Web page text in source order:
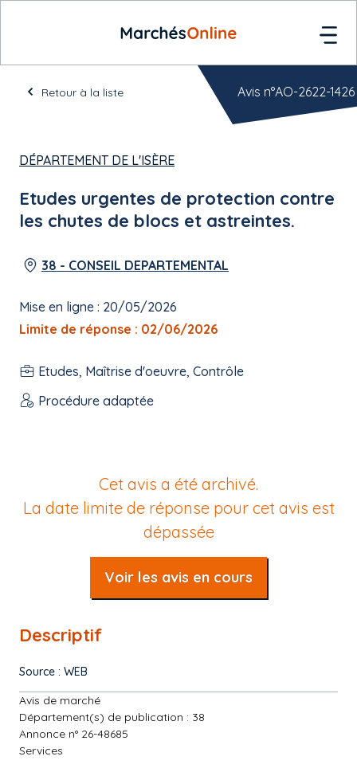
Retour à la liste
DÉPARTEMENT DE L'ISÈRE
Etudes urgentes de protection contre
les chutes de blocs et astreintes.
38 - CONSEIL DEPARTEMENTAL
Mise en ligne : 20/05/2026
Limite de réponse : 02/06/2026
Etudes, Maîtrise d'oeuvre, Contrôle
Procédure adaptée
Avis n°AO-2622-1426
Cet avis a été archivé.
La date limite de réponse pour cet avis est
dépassée
Voir les avis en cours
Descriptif
Source : WEB
Avis de marché
Département(s) de publication : 38
Annonce n° 26-48685
Services